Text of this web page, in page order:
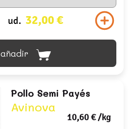
ud. 32,00 €
añadir
Pollo Semi Payés
Avinova
10,60 €/kg